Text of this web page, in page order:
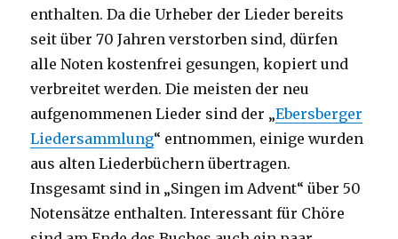
enthalten. Da die Urheber der Lieder bereits
seit über 70 Jahren verstorben sind, dürfen
alle Noten kostenfrei gesungen, kopiert und
verbreitet werden. Die meisten der neu
aufgenommenen Lieder sind der „Ebersberger
Liedersammlung“ entnommen, einige wurden
aus alten Liederbüchern übertragen.
Insgesamt sind in „Singen im Advent“ über 50
Notensätze enthalten. Interessant für Chöre